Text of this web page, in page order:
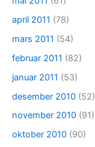
april 2011 (78)
mars 2011 (54)
februar 2011 (82)
januar 2011 (53)
desember 2010 (52)
november 2010 (91)
oktober 2010 (90)